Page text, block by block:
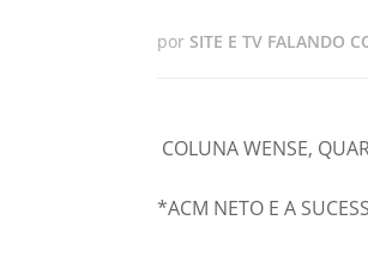
por SITE E TV FALANDO
COLUNA WENSE,
*ACM NETO E A